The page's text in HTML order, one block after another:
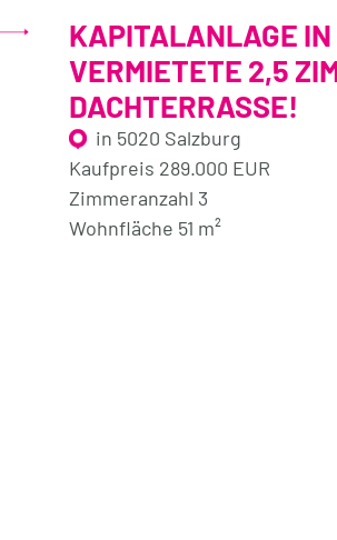
KAPITALANLAGE
VERMIETETE 2,5
DACHTERRASSE!
in 5020 Salzburg
Kaufpreis 289.000 EUR
Zimmeranzahl 3
Wohnfläche 51 m²